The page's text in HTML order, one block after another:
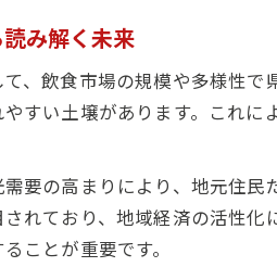
み解く未来
、飲食市場の規模や多様性
すい土壌があります。これ
要の高まりにより、地元住
れており、地域経済の活性
ことが重要です。